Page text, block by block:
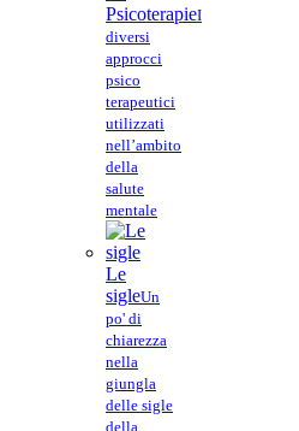
PsicoterapieI
diversi
approcci
psico
terapeutici
utilizzati
nell’ambito
della
salute
mentale
Le
sigleUn
po' di
chiarezza
nella
giungla
delle sigle
della